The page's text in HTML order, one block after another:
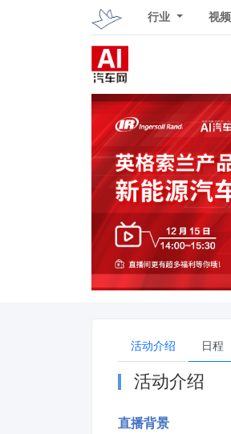
行业 视频
活动介绍 日程
活动介绍
直播背景